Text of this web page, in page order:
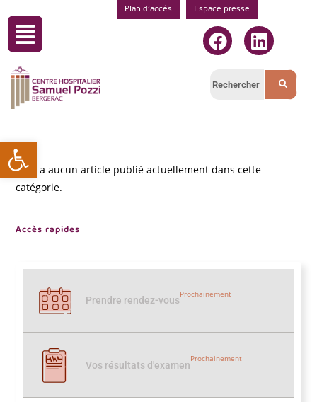
Ouvrir la barre d’outils
Plan d’accés Espace presse
Il n’y a aucun article publié actuellement dans cette
catégorie.
Accès rapides
Prendre rendez-vous
Prochainement
Vos résultats d'examen
Prochainement